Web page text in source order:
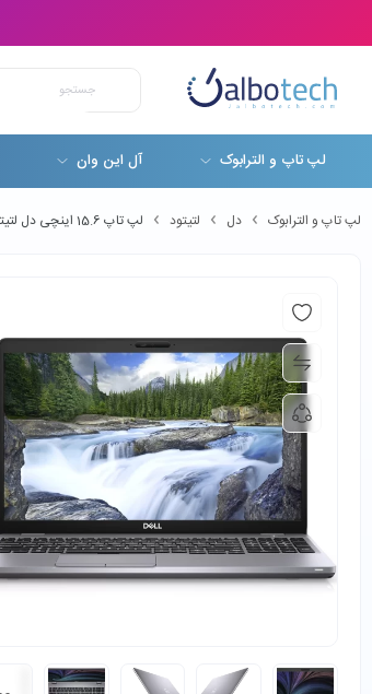
لپ تاپ و الترابوک آل این وان
لپ تاپ و الترابوک دل لتیتود لپ تاپ 15.6 اینچی دل لتیتود 5510 مدل Dell Latitude 5510 Core i5-10310U 16GB RAM 512GB SSD